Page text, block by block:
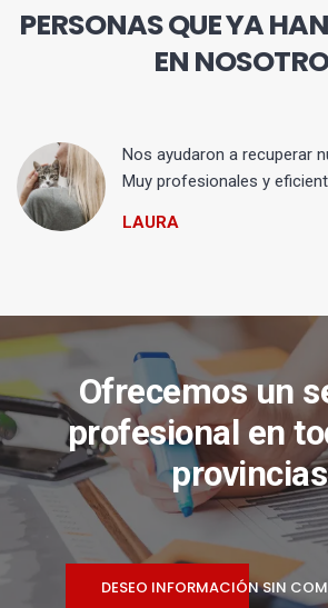
PERSONAS QUE YA
EN
Nos ayudaron a recuperar
Muy profesionales y
LAURA
Ofrecemos un
profesional en
provincias
DESEO INFORMACIÓN SIN